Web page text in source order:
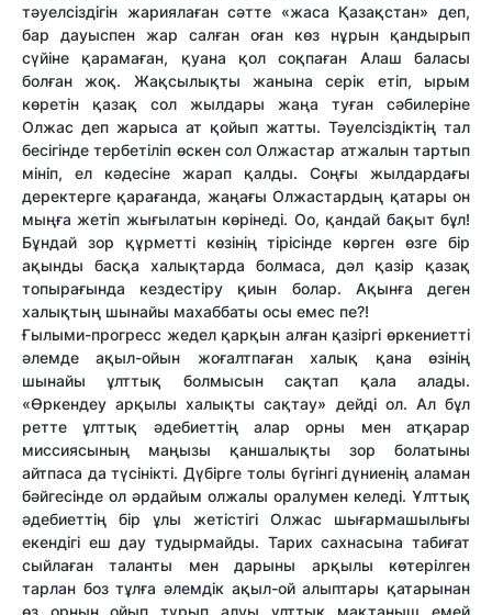
тәуелсіздігін жариялаған сәтте «жаса Қазақстан» деп,
бар дауыспен жар салған оған көз нұрын қандырып
сүйіне қарамаған, қуана қол соқпаған Алаш баласы
болған жоқ. Жақсылықты жанына серік етіп, ырым
көретін қазақ сол жылдары жаңа туған сәбилеріне
Олжас деп жарыса ат қойып жатты. Тәуелсіздіктің тал
бесігінде тербетіліп өскен сол Олжастар атжалын тартып
мініп, ел кәдесіне жарап қалды. Соңғы жылдардағы
деректерге қарағанда, жаңағы Олжастардың қатары он
мыңға жетіп жығылатын көрінеді. Оо, қандай бақыт бұл!
Бұндай зор құрметті көзінің тірісінде көрген өзге бір
ақынды басқа халықтарда болмаса, дәл қазір қазақ
топырағында кездестіру қиын болар. Ақынға деген
халықтың шынайы махаббаты осы емес пе?!
Ғылыми-прогресс жедел қарқын алған қазіргі өркениетті
әлемде ақыл-ойын жоғалтпаған халық қана өзінің
шынайы ұлттық болмысын сақтап қала алады.
«Өркендеу арқылы халықты сақтау» дейді ол. Ал бұл
ретте ұлттық әдебиеттің алар орны мен атқарар
миссиясының маңызы қаншалықты зор болатыны
айтпаса да түсінікті. Дүбірге толы бүгінгі дүниенің аламан
бәйгесінде ол әрдайым олжалы оралумен келеді. Ұлттық
әдебиеттің бір ұлы жетістігі Олжас шығармашылығы
екендігі еш дау тудырмайды. Тарих сахнасына табиғат
сыйлаған таланты мен дарыны арқылы көтерілген
тарлан боз тұлға әлемдік ақыл-ой алыптары қатарынан